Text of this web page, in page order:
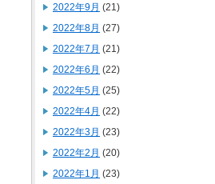
2022年9月 (21)
2022年8月 (27)
2022年7月 (21)
2022年6月 (22)
2022年5月 (25)
2022年4月 (22)
2022年3月 (23)
2022年2月 (20)
2022年1月 (23)